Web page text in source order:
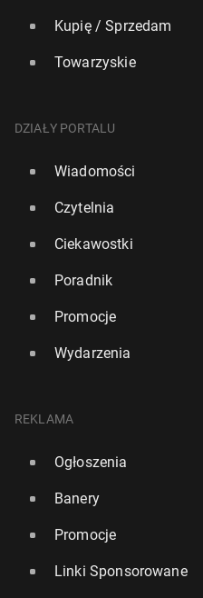
Kupię / Sprzedam
Towarzyskie
DZIAŁY PORTALU
Wiadomości
Czytelnia
Ciekawostki
Poradnik
Promocje
Wydarzenia
REKLAMA
Ogłoszenia
Banery
Promocje
Linki Sponsorowane